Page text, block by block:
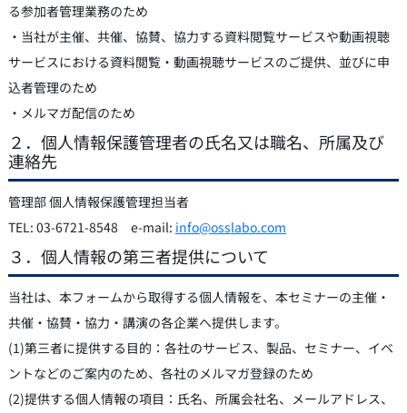
る参加者管理業務のため
・当社が主催、共催、協賛、協力する資料閲覧サービスや動画視聴
サービスにおける資料閲覧・動画視聴サービスのご提供、並びに申
込者管理のため
・メルマガ配信のため
２．個人情報保護管理者の氏名又は職名、所属及び
連絡先
管理部 個人情報保護管理担当者
TEL: 03-6721-8548 e-mail: info@osslabo.com
３．個人情報の第三者提供について
当社は、本フォームから取得する個人情報を、本セミナーの主催・
共催・協賛・協力・講演の各企業へ提供します。
(1)第三者に提供する目的：各社のサービス、製品、セミナー、イベ
ントなどのご案内のため、各社のメルマガ登録のため
(2)提供する個人情報の項目：氏名、所属会社名、メールアドレス、